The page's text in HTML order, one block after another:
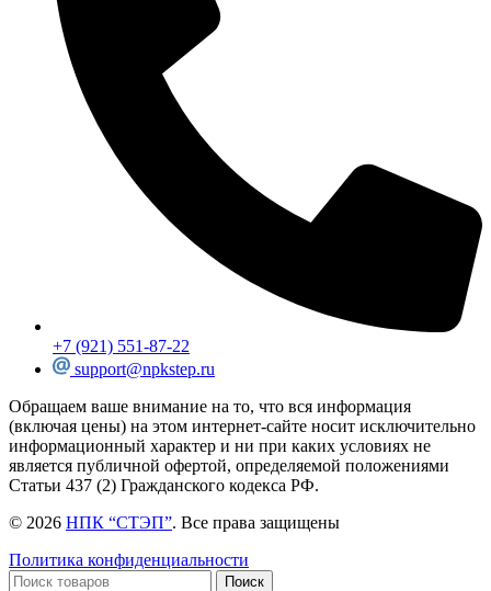
+7 (921) 551-87-22
support@npkstep.ru
Обращаем ваше внимание на то, что вся информация
(включая цены) на этом интернет-сайте носит исключительно
информационный характер и ни при каких условиях не
является публичной офертой, определяемой положениями
Статьи 437 (2) Гражданского кодекса РФ.
© 2026 НПК “СТЭП”. Все права защищены
Политика конфиденциальности
Поиск